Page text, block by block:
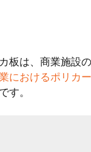
板は、商業施設
におけるポリカ
す。